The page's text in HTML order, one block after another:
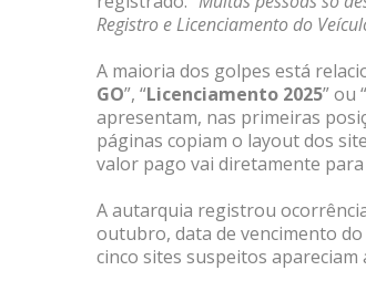
Registro e Licenciamento do
A maioria dos golpes está
GO”, “Licenciamento 2025” ou “
apresentam, nas primeiras
páginas copiam o layout dos
valor pago vai diretamente
A autarquia registrou
outubro, data de vencimento do
cinco sites suspeitos